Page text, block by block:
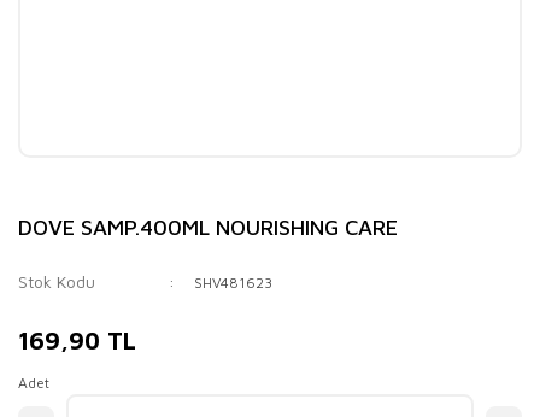
DOVE SAMP.400ML NOURISHING CARE
Stok Kodu SHV481623
169,90 TL
Adet